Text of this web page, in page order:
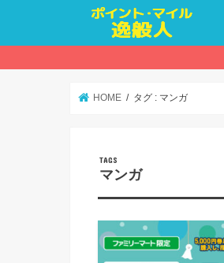
HOME タグ : マンガ
マンガ